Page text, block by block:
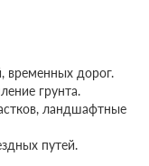
временных дорог.
грунта.
ландшафтные
путей.